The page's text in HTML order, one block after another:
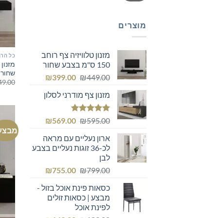
מוצרים
מזנון טלוויזיה צף רוחב
150 ס"מ בצבע שחור
₪449.00
המחיר
היה:
₪449.00.
₪399.00
המחיר
הוא:מזנון צף מודרני לסלון
דורג5.00
₪595.00
המחיר
היה:
₪595.00.
₪569.00
המחיר
הוא:
₪569.00.
ארון נעליים עם מראה
לכ-36 זוגות נעליים בצבע
לבן
₪799.00
המחיר
היה:
₪799.00.
₪755.00
המחיר
הוא:
כסאות פינת אוכל בזול -
מבצע | כסאות זולים
לפינת אוכל
כל
שחור